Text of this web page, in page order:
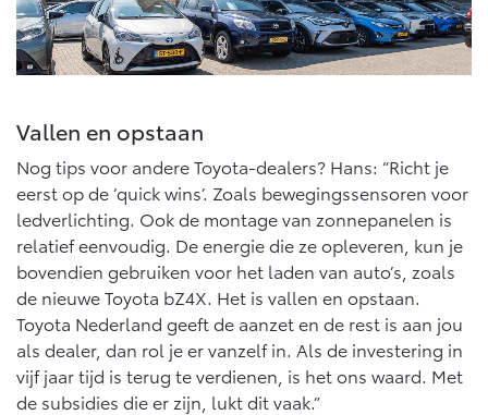
Vallen en opstaan
Nog tips voor andere Toyota-dealers? Hans: “Richt je
eerst op de ‘quick wins’. Zoals bewegingssensoren voor
ledverlichting. Ook de montage van zonnepanelen is
relatief eenvoudig. De energie die ze opleveren, kun je
bovendien gebruiken voor het laden van auto’s, zoals
de nieuwe Toyota bZ4X. Het is vallen en opstaan.
Toyota Nederland geeft de aanzet en de rest is aan jou
als dealer, dan rol je er vanzelf in. Als de investering in
vijf jaar tijd is terug te verdienen, is het ons waard. Met
de subsidies die er zijn, lukt dit vaak.”